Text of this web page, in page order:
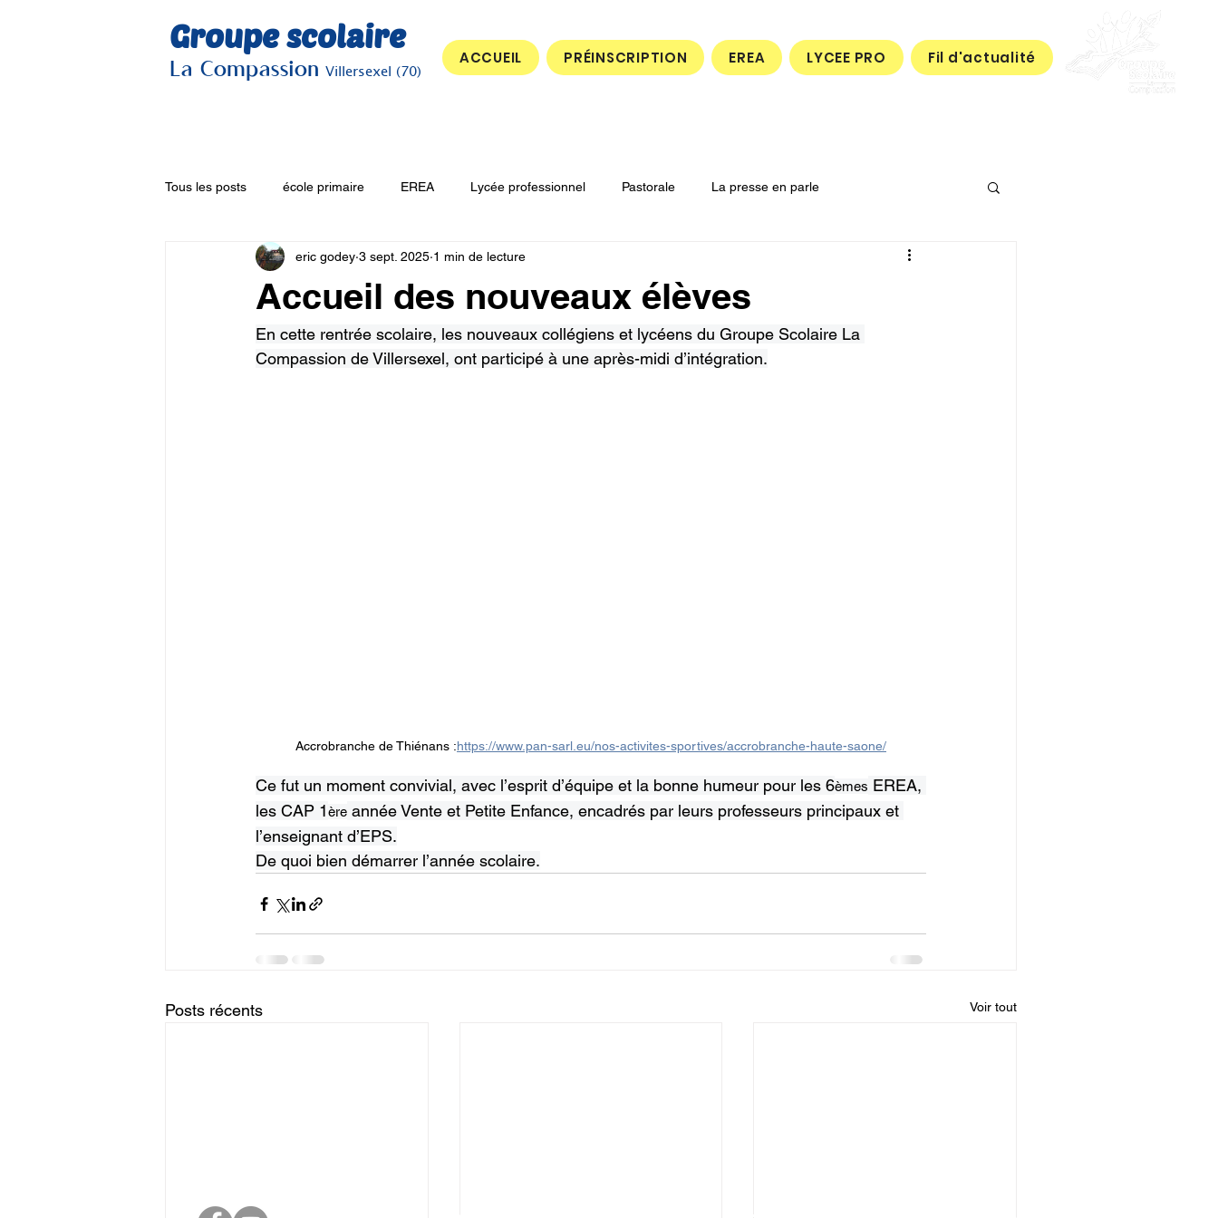
Groupe scolaire
La Compassion Villersexel (70)
ACCUEIL PRÉINSCRIPTION EREA LYCEE PRO Fil d'actualité
Tous les posts école primaire EREA Lycée professionnel Pastorale La presse en parle
Accueil des nouveaux élèves
eric godey 3 sept. 2025 1 min de lecture
En cette rentrée scolaire, les nouveaux collégiens et lycéens du Groupe Scolaire La
Compassion de Villersexel, ont participé à une après-midi d’intégration.
Accrobranche de Thiénans :https://www.pan-sarl.eu/nos-activites-sportives/accrobranche-haute-saone/
Ce fut un moment convivial, avec l’esprit d’équipe et la bonne humeur pour les 6èmes EREA,
les CAP 1ère année Vente et Petite Enfance, encadrés par leurs professeurs principaux et
l’enseignant d’EPS.
De quoi bien démarrer l’année scolaire.
Posts récents Voir tout